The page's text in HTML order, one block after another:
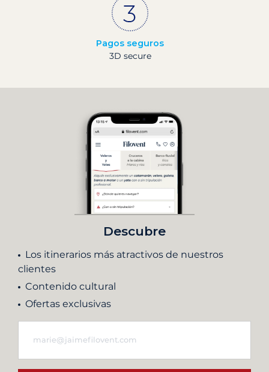
Pagos seguros
3D secure
Descubre
Los itinerarios más atractivos de nuestros
clientes
Contenido cultural
Ofertas exclusivas